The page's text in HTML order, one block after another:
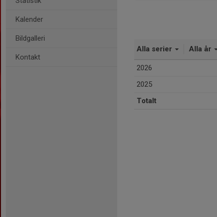
Kalender
Bildgalleri
Kontakt
Alla serier Alla år
2026
2025
Totalt